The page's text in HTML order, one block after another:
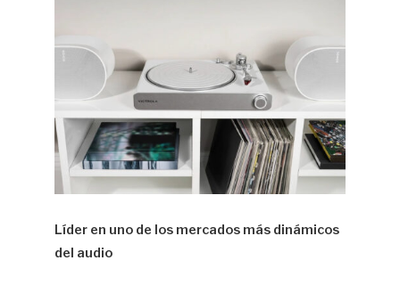
Líder en uno de los mercados más dinámicos
del audio